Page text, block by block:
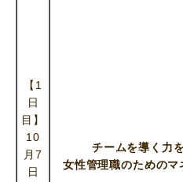
【1
日
目】
10
月7
日
チームを導く力
女性管理職のためのマ